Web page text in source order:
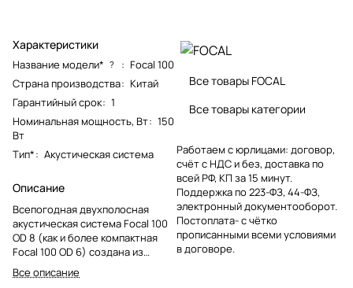
Характеристики
Название модели* ? : Focal 100
Страна производства: Китай
Гарантийный срок: 1
Номинальная мощность, Вт: 150
Вт
Тип*: Акустическая система
Описание
Всепогодная двухполосная
акустическая система Focal 100
OD 8 (как и более компактная
Focal 100 OD 6) создана из
высокопрочных материалов,
позволяющих обеспечить
Все описание
Все товары FOCAL
Все товары категории
Работаем с юрлицами: договор,
счёт с НДС и без, доставка по
всей РФ, КП за 15 минут.
Поддержка по 223-ФЗ, 44-ФЗ,
электронный документооборот.
Постоплата- с чётко
прописанными всеми условиями
в договоре.